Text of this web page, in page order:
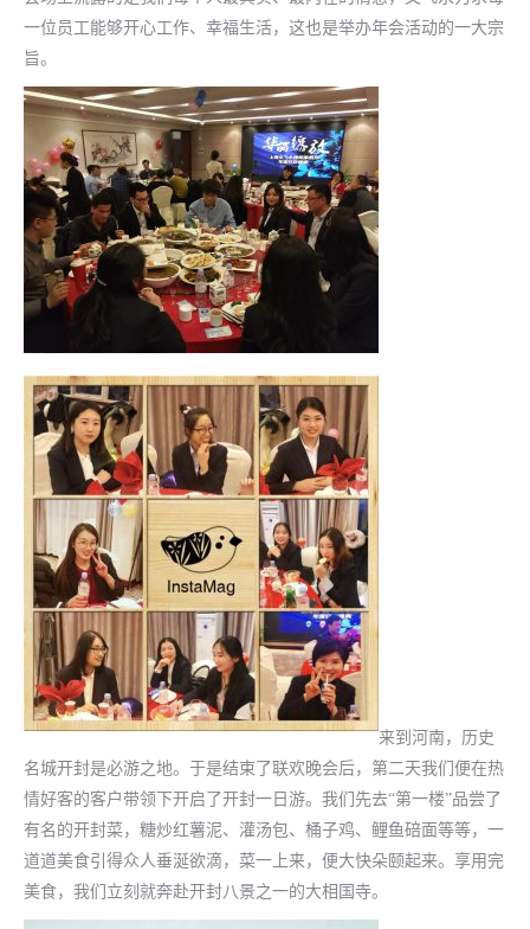
一位员工能够开心工作、幸福生活，这也是举办年会活动的一大宗
旨。
来到河南，历史
名城开封是必游之地。于是结束了联欢晚会后，第二天我们便在热
情好客的客户带领下开启了开封一日游。我们先去“第一楼”品尝了
有名的开封菜，糖炒红薯泥、灌汤包、桶子鸡、鲤鱼碚面等等，一
道道美食引得众人垂涎欲滴，菜一上来，便大快朵颐起来。享用完
美食，我们立刻就奔赴开封八景之一的大相国寺。